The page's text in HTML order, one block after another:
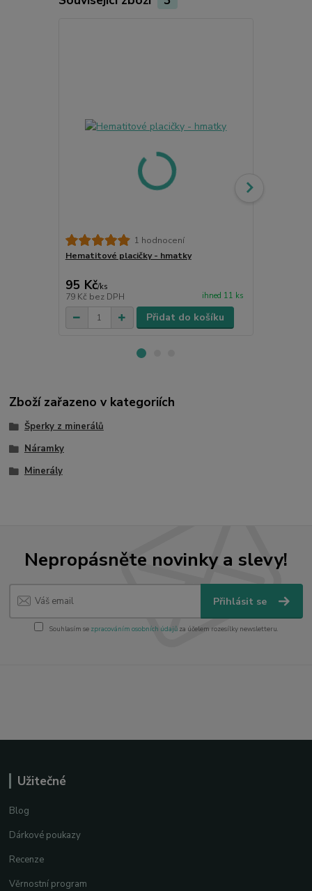
1 hodnocení
Hematitové placičky - hmatky
95 Kč/ks
79 Kč bez DPH ihned 11 ks
Přidat do košíku
Zboží zařazeno v kategoriích
Šperky z minerálů
Náramky
Minerály
Nepropásněte novinky a slevy!
Přihlásit se
Souhlasím se zpracováním osobních údajůza účelem rozesílky newsletteru.
Užitečné
Blog
Dárkové poukazy
Recenze
Věrnostní program